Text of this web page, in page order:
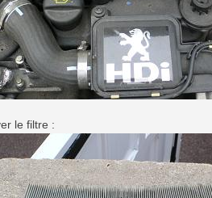
le filtre :